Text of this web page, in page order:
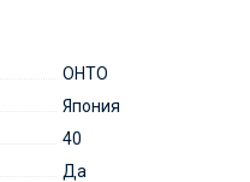
OHTO
Япония
40
Да